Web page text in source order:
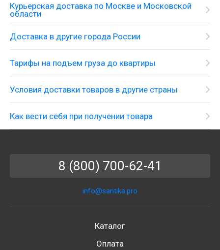
Курьерская доставка по Москве и Московской
области
Доставка в другие города России
Тарифы на подъем груза до квартиры
Условия доставки товаров в другие страны
Как вести себя при получении товара
8 (800) 700-62-41
info@santika.pro
Каталог
Оплата